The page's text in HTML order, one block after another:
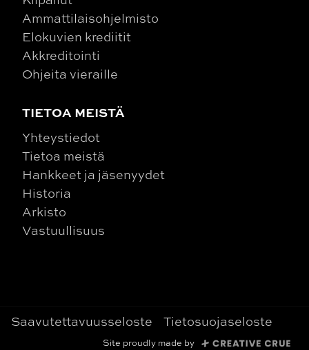
Ammattilaisohjelmisto
Elokuvien krediitit
Akkreditointi
Ohjeita vieraille
TIETOA MEISTÄ
Yhteystiedot
Tietoa meistä
Hankkeet ja jäsenyydet
Historia
Arkisto
Vastuullisuus
Saavutettavuusseloste Tietosuojaseloste
Site proudly made by